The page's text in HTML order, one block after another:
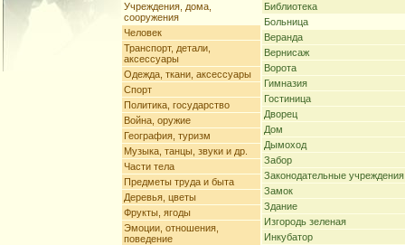
Учреждения, дома,
сооружения
Человек
Транспорт, детали,
аксессуары
Одежда, ткани, аксессуары
Спорт
Политика, государство
Война, оружие
География, туризм
Музыка, танцы, звуки и др.
Части тела
Предметы труда и быта
Деревья, цветы
Фрукты, ягоды
Эмоции, отношения,
поведение
Библиотека
Больница
Веранда
Вернисаж
Ворота
Гимназия
Гостиница
Дворец
Дом
Дымоход
Забор
Законодательные учреждения
Замок
Здание
Изгородь зеленая
Инкубатор